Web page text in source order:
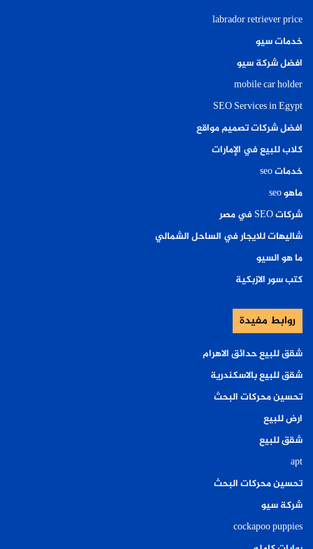
labrador retriever price
خدمات سيو
افضل شركة سيو
mobile car holder
SEO Services in Egypt
افضل شركات تصميم مواقع
كلاب للبيع في الإمارات
خدمات seo
ماهو seo
شركات SEO في مصر
شاليهات للايجار في الساحل الشمالي
ما هو السيو
كتب سور الازبكية
روابط مفيدة
شقق للبيع حدائق الاهرام
شقق للبيع بالاسكندرية
تحسين محركات البحث
ارض للبيع
شقق للبيع
apt
تحسين محركات البحث
شركة سيو
cockapoo puppies